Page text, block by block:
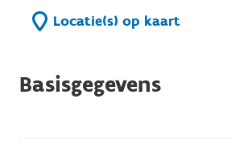
Locatie(s) op kaart
Basisgegevens